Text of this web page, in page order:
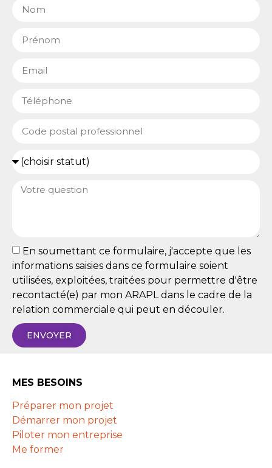
En soumettant ce formulaire, j'accepte que les
informations saisies dans ce formulaire soient
utilisées, exploitées, traitées pour permettre d'être
recontacté(e) par mon ARAPL dans le cadre de la
relation commerciale qui peut en découler.
ENVOYER
MES BESOINS
Préparer mon projet
Démarrer mon projet
Piloter mon entreprise
Me former